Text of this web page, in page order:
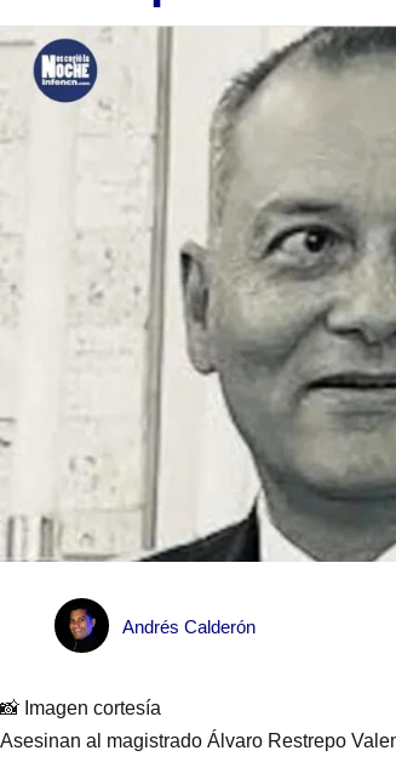
Andrés Calderón
📸 Imagen cortesía
Asesinan al magistrado Álvaro Restrepo